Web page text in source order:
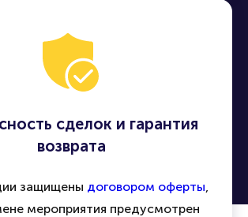
сделок и гарантия
возврата
защищены договором оферты,
мероприятия предусмотрен